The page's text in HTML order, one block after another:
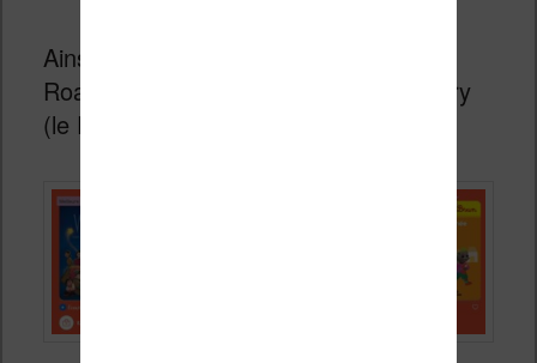
Ainsi que des auteurs célèbres comme
Roald Dahl ou Antoine de Saint-Exupéry
(le Petit Prince évidemment).